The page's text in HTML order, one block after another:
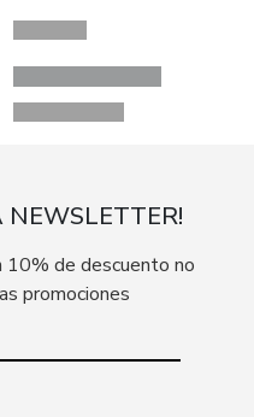
NEWSLETTER!
de descuento no
promociones